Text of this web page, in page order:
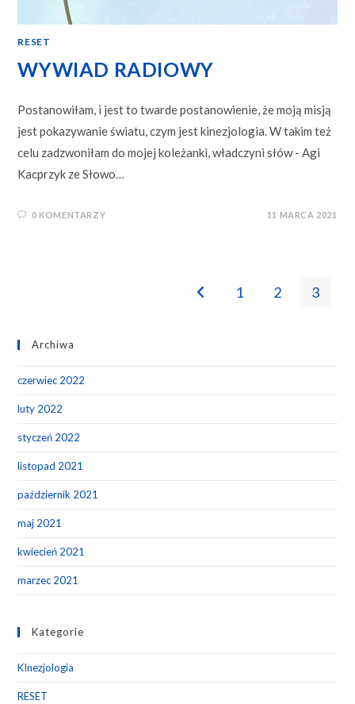
RESET
WYWIAD RADIOWY
Postanowiłam, i jest to twarde postanowienie, że moją misją
jest pokazywanie światu, czym jest kinezjologia. W takim też
celu zadzwoniłam do mojej koleżanki, władczyni słów - Agi
Kacprzyk ze Słowo…
0 KOMENTARZY 11 MARCA 2021
Go to the previous page
1 2 3
Archiwa
czerwiec 2022
luty 2022
styczeń 2022
listopad 2021
październik 2021
maj 2021
kwiecień 2021
marzec 2021
Kategorie
KInezjologia
RESET